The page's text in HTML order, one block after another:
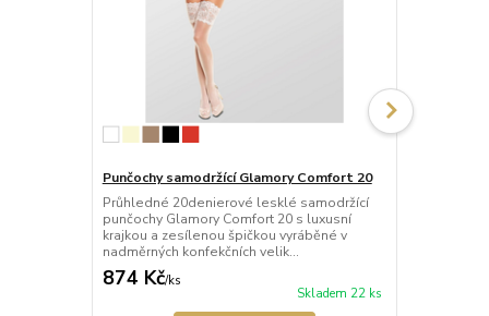
Punčochy samodržící Glamory Comfort 20
Průhledné 20denierové lesklé samodržící
punčochy Glamory Comfort 20 s luxusní
krajkou a zesílenou špičkou vyráběné v
nadměrných konfekčních velik...
874 Kč/ks
Skladem 22 ks